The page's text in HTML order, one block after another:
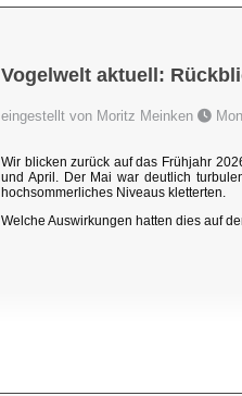
Vogelwelt aktuell:
eingestellt von Moritz Meinken
Wir blicken zurück auf das Frühjahr
und April. Der Mai war deutlich
hochsommerliches Niveaus kletterten.
Welche Auswirkungen hatten dies auf